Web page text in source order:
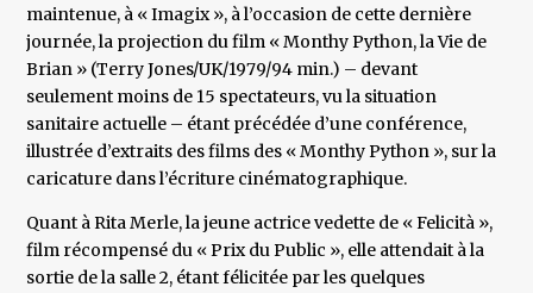
maintenue, à « Imagix », à l’occasion de cette dernière
journée, la projection du film « Monthy Python, la Vie de
Brian » (Terry Jones/UK/1979/94 min.) – devant
seulement moins de 15 spectateurs, vu la situation
sanitaire actuelle – étant précédée d’une conférence,
illustrée d’extraits des films des « Monthy Python », sur la
caricature dans l’écriture cinématographique.
Quant à Rita Merle, la jeune actrice vedette de « Felicità »,
film récompensé du « Prix du Public », elle attendait à la
sortie de la salle 2, étant félicitée par les quelques